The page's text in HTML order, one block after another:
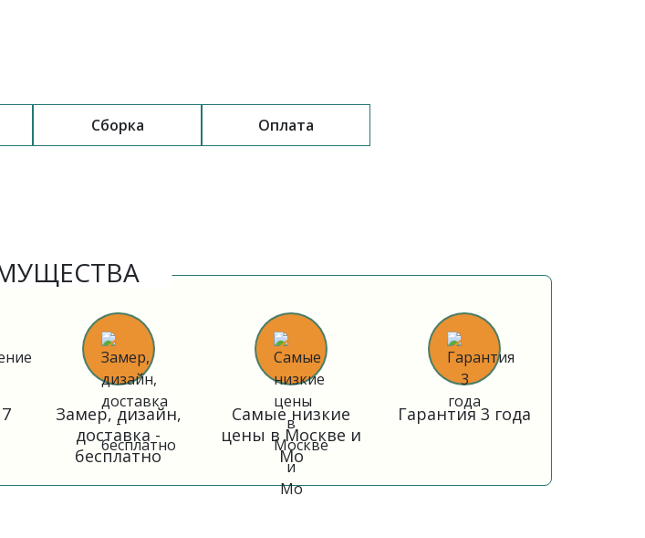
Сборка Оплата
Замер, дизайн,
доставка -
бесплатно
Самые низкие
цены в Москве и
Мо
Гарантия 3 года